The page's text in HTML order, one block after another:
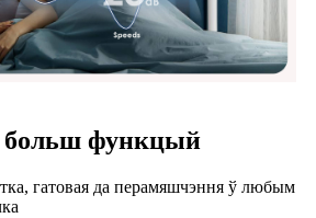
больш функцый
гатовая да перамяшчэння ў любым